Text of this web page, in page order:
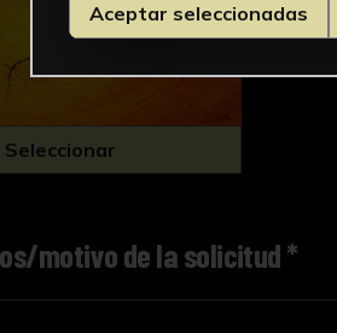
Seleccionar
motivo de la solicitud *
Aceptar seleccionadas